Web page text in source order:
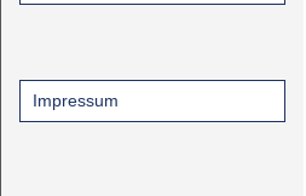
Impressum